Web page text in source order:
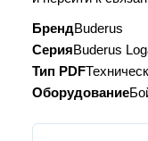
БрендBuderus
СерияBuderus
Тип PDF
Оборудование